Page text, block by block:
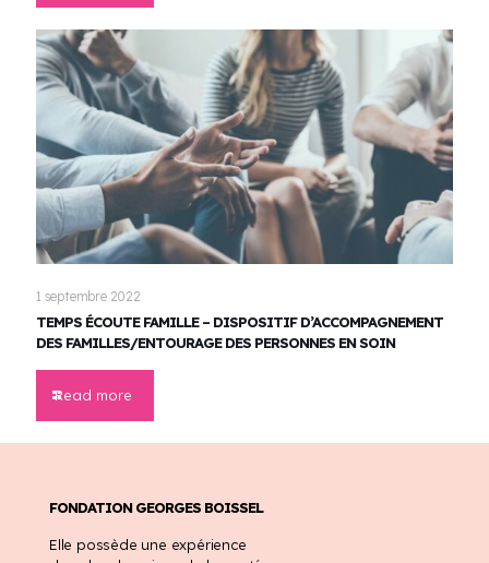
1 septembre 2022
TEMPS ÉCOUTE FAMILLE – DISPOSITIF D’ACCOMPAGNEMENT
DES FAMILLES/ENTOURAGE DES PERSONNES EN SOIN
Read more
FONDATION GEORGES BOISSEL
Elle possède une expérience